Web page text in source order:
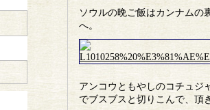
ソウルの晩ご飯はカンナムの
へ。
アンコウともやしのコチュジ
でブスブスと切りこんで、頂